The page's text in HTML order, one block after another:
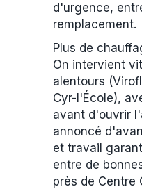
d'urgence,
remplacement.
Plus de
On intervient
alentours
Cyr-l'École),
avant d'ouvrir
annoncé
et travail
entre de
près de Centre